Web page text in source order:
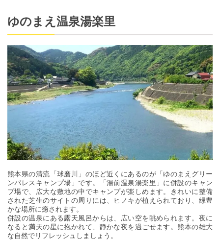
ゆのまえ温泉湯楽里
熊本県の清流「球磨川」のほど近くにあるのが「ゆのまえグリー
ンパレスキャンプ場」です。「湯前温泉湯楽里」に併設のキャン
プ場で、広大な敷地の中でキャンプが楽しめます。きれいに整備
された芝生のサイトの周りには、ヒノキが植えられており、緑豊
かな場所に癒されます。
併設の温泉にある露天風呂からは、広い空を眺められます。夜に
なると満天の星に抱かれて、静かな夜を過ごせます。熊本の雄大
な自然でリフレッシュしましょう。